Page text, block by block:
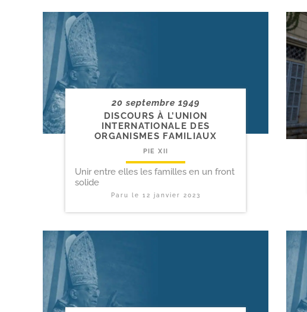
20 septembre 1949
DISCOURS À L’UNION
INTERNATIONALE DES
ORGANISMES FAMILIAUX
PIE XII
Unir entre elles les familles en un front
solide
Paru le 12 janvier 2023